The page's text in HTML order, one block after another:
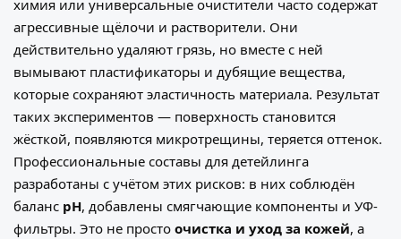
химия или универсальные очистители часто содержат
агрессивные щёлочи и растворители. Они
действительно удаляют грязь, но вместе с ней
вымывают пластификаторы и дубящие вещества,
которые сохраняют эластичность материала. Результат
таких экспериментов — поверхность становится
жёсткой, появляются микротрещины, теряется оттенок.
Профессиональные составы для детейлинга
разработаны с учётом этих рисков: в них соблюдён
баланс pH, добавлены смягчающие компоненты и УФ-
фильтры. Это не просто очистка и уход за кожей, а